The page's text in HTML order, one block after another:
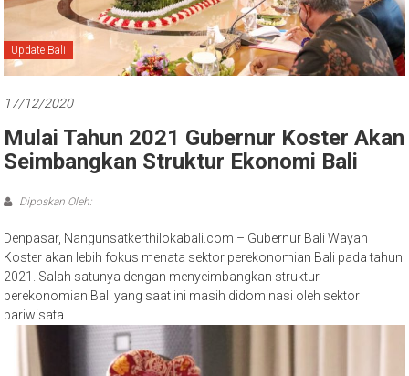
Bali
Update Bali
17/12/2020
Mulai Tahun 2021 Gubernur Koster Akan
Seimbangkan Struktur Ekonomi Bali
Diposkan Oleh:
Denpasar, Nangunsatkerthilokabali.com – Gubernur Bali Wayan
Koster akan lebih fokus menata sektor perekonomian Bali pada tahun
2021. Salah satunya dengan menyeimbangkan struktur
perekonomian Bali yang saat ini masih didominasi oleh sektor
pariwisata.